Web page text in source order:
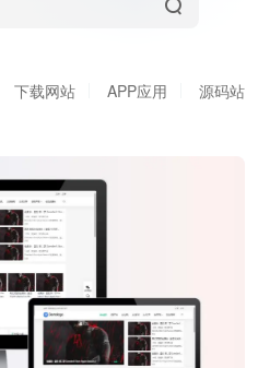
下载网站 APP应用 源码站